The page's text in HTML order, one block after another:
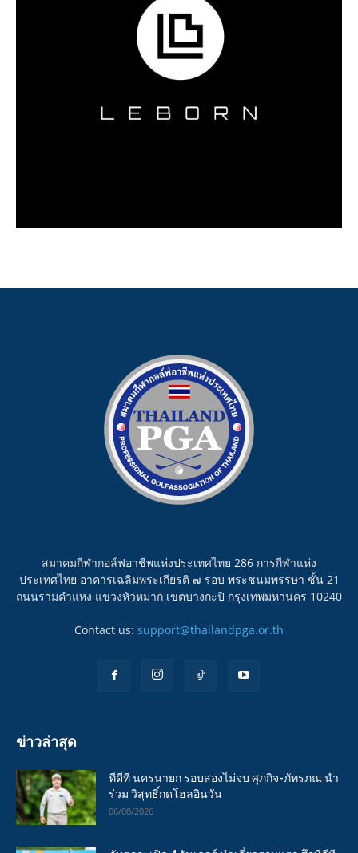
สมาคมกีฬากอล์ฟอาชีพแห่งประเทศไทย 286 การกีฬาแห่ง
ประเทศไทย อาคารเฉลิมพระเกียรติ ๗ รอบ พระชนมพรรษา ชั้น 21
ถนนรามคำแหง แขวงหัวหมาก เขตบางกะปิ กรุงเทพมหานคร 10240
Contact us: support@thailandpga.or.th
ข่าวล่าสุด
ทีดีที นครนายก รอบสองไม่จบ ศุภกิจ-ภัทรภณ นำ
ร่วม วิสุทธิ์กดโฮลอินวัน
06/08/2026